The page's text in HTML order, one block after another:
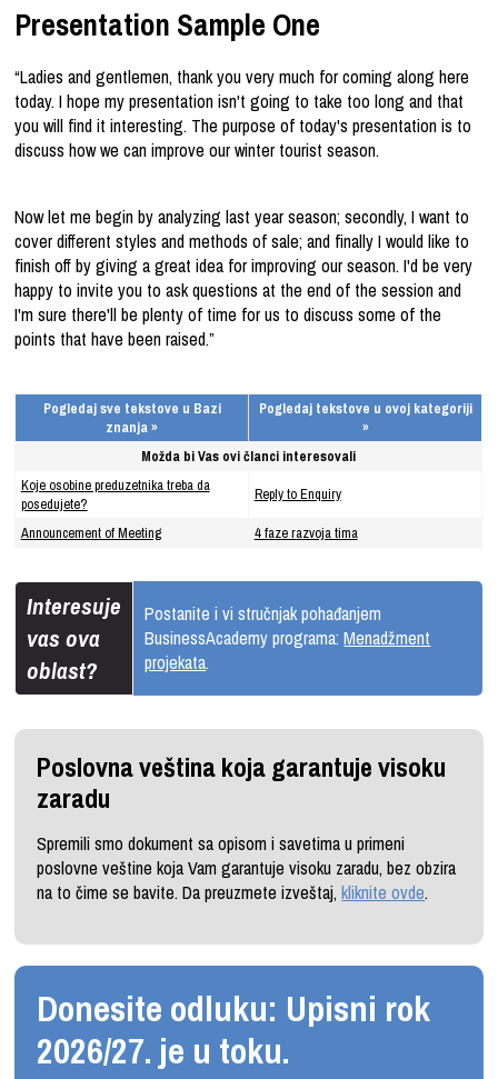
Presentation Sample One
“Ladies and gentlemen, thank you very much for coming along here
today. I hope my presentation isn't going to take too long and that
you will find it interesting. The purpose of today's presentation is to
discuss how we can improve our winter tourist season.
Now let me begin by analyzing last year season; secondly, I want to
cover different styles and methods of sale; and finally I would like to
finish off by giving a great idea for improving our season. I'd be very
happy to invite you to ask questions at the end of the session and
I'm sure there'll be plenty of time for us to discuss some of the
points that have been raised.”
Pogledaj sve tekstove u Bazi
znanja »
Pogledaj tekstove u ovoj kategoriji
»
Možda bi Vas ovi članci interesovali
Koje osobine preduzetnika treba da
posedujete?
Reply to Enquiry
Announcement of Meeting 4 faze razvoja tima
Interesuje
vas ova
oblast?
Postanite i vi stručnjak pohađanjem
BusinessAcademy programa:Menadžment
projekata.
Poslovna veština koja garantuje visoku
zaradu
Spremili smo dokument sa opisom i savetima u primeni
poslovne veštine koja Vam garantuje visoku zaradu, bez obzira
na to čime se bavite. Da preuzmete izveštaj,kliknite ovde.
Donesite odluku: Upisni rok
2026/27. je u toku.